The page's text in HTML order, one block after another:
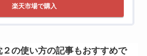
楽天市場で購入
の使い方の記事もおすすめで